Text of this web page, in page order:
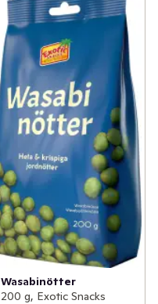
Wasabinötter
200 g, Exotic Snacks